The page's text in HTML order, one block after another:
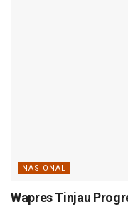
NASIONAL
Wapres Tinjau